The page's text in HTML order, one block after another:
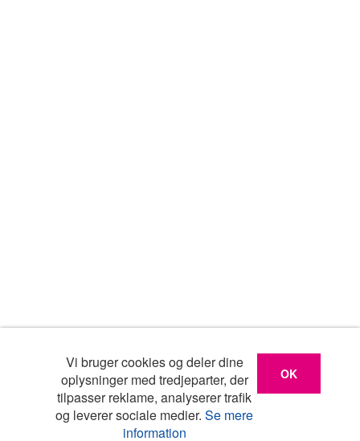
Vi bruger cookies og deler dine
oplysninger med tredjeparter, der
tilpasser reklame, analyserer trafik
og leverer sociale medier. Se mere
information
OK